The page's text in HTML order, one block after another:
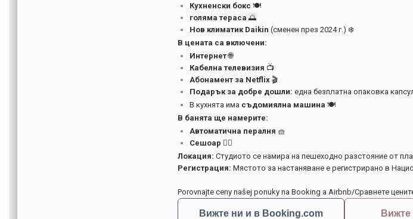
Кухненски бокс 🍽️
голяма тераса 🌅
Нов климатик Daikin (сменен през 2024 г.) ❄️
В цената са включени:
Интернет🌐
Кабелна телевизия 📺
Абонамент за Netflix 🎬
Подарък за добре дошли: една безплатна опаковка
В кухнята има съдомиялна машина 🍽️
В банята ще намерите:
Автоматична пералня 🧺
Сешоар 💇‍♀️
Локация: Студиото се намира на пешеходно разстояние от
Регистрация: Мястото за настаняване е регистрирано в
Porovnajte ceny našej ponuky na Booking a Airbnb/Сравнете
Вижте ни и в Booking.com